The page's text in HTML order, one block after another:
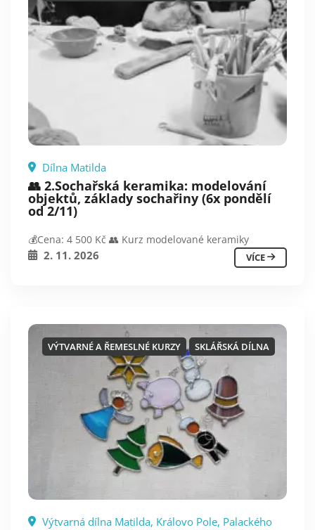
Dílna Matilda
👥 2.Sochařská keramika: modelování
objektů, základy sochařiny (6x pondělí
od 2/11)
💰Cena: 4 500 Kč 👥 Kurz modelované keramiky
2. 11. 2026 VÍCE
VÝTVARNÉ A ŘEMESLNÉ KURZY SKLÁŘSKÁ DÍLNA
Výtvarná dílna Matilda, Královo Pole, Palackého